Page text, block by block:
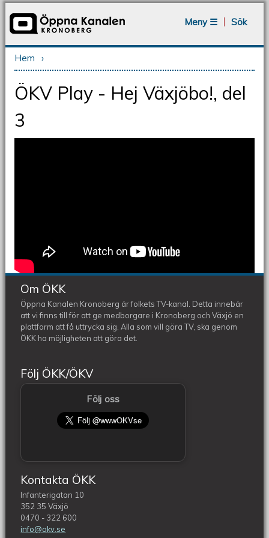
Meny ☰
Sök
Du är här
Hem ›
ÖKV Play - Hej Växjöbo!, del
3
Om ÖKK
Öppna Kanalen Kronoberg är folkets TV-kanal. Detta innebär
att vi finns till för att ge medborgare i Kronoberg och Växjö en
plattform att få uttrycka sig. Alla som vill göra TV, ska genom
ÖKK ha möjligheten att göra det.
Följ ÖKK/ÖKV
Följ oss
Kontakta ÖKK
Infanterigatan 10
352 35 Växjö
0470 - 322 600
info@okv.se